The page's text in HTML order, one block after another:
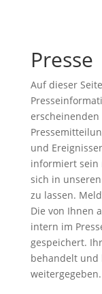
Presse
Auf dieser
und
informiert sein
sich in
zu lassen.
Die von Ihnen
intern im
gespeichert.
behandelt und
weitergegeben.